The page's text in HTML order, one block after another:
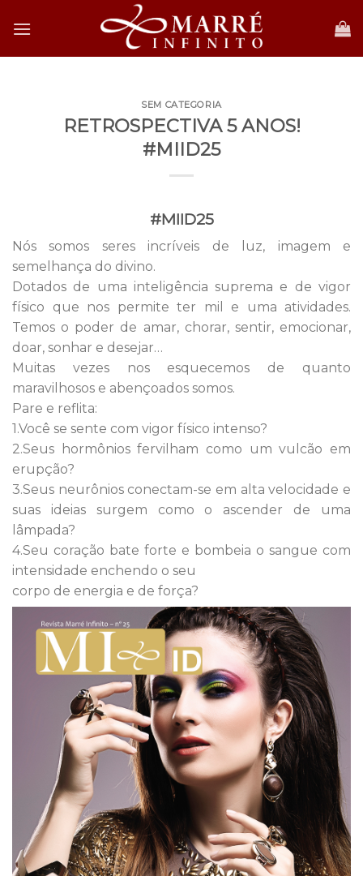
SEM CATEGORIA
RETROSPECTIVA 5 ANOS!
#MIID25
#MIID25
Nós somos seres incríveis de luz, imagem e
semelhança do divino.
Dotados de uma inteligência suprema e de vigor
físico que nos permite ter mil e uma atividades.
Temos o poder de amar, chorar, sentir, emocionar,
doar, sonhar e desejar…
Muitas vezes nos esquecemos de quanto
maravilhosos e abençoados somos.
Pare e reflita:
1.Você se sente com vigor físico intenso?
2.Seus hormônios fervilham como um vulcão em
erupção?
3.Seus neurônios conectam-se em alta velocidade e
suas ideias surgem como o ascender de uma
lâmpada?
4.Seu coração bate forte e bombeia o sangue com
intensidade enchendo o seu
corpo de energia e de força?